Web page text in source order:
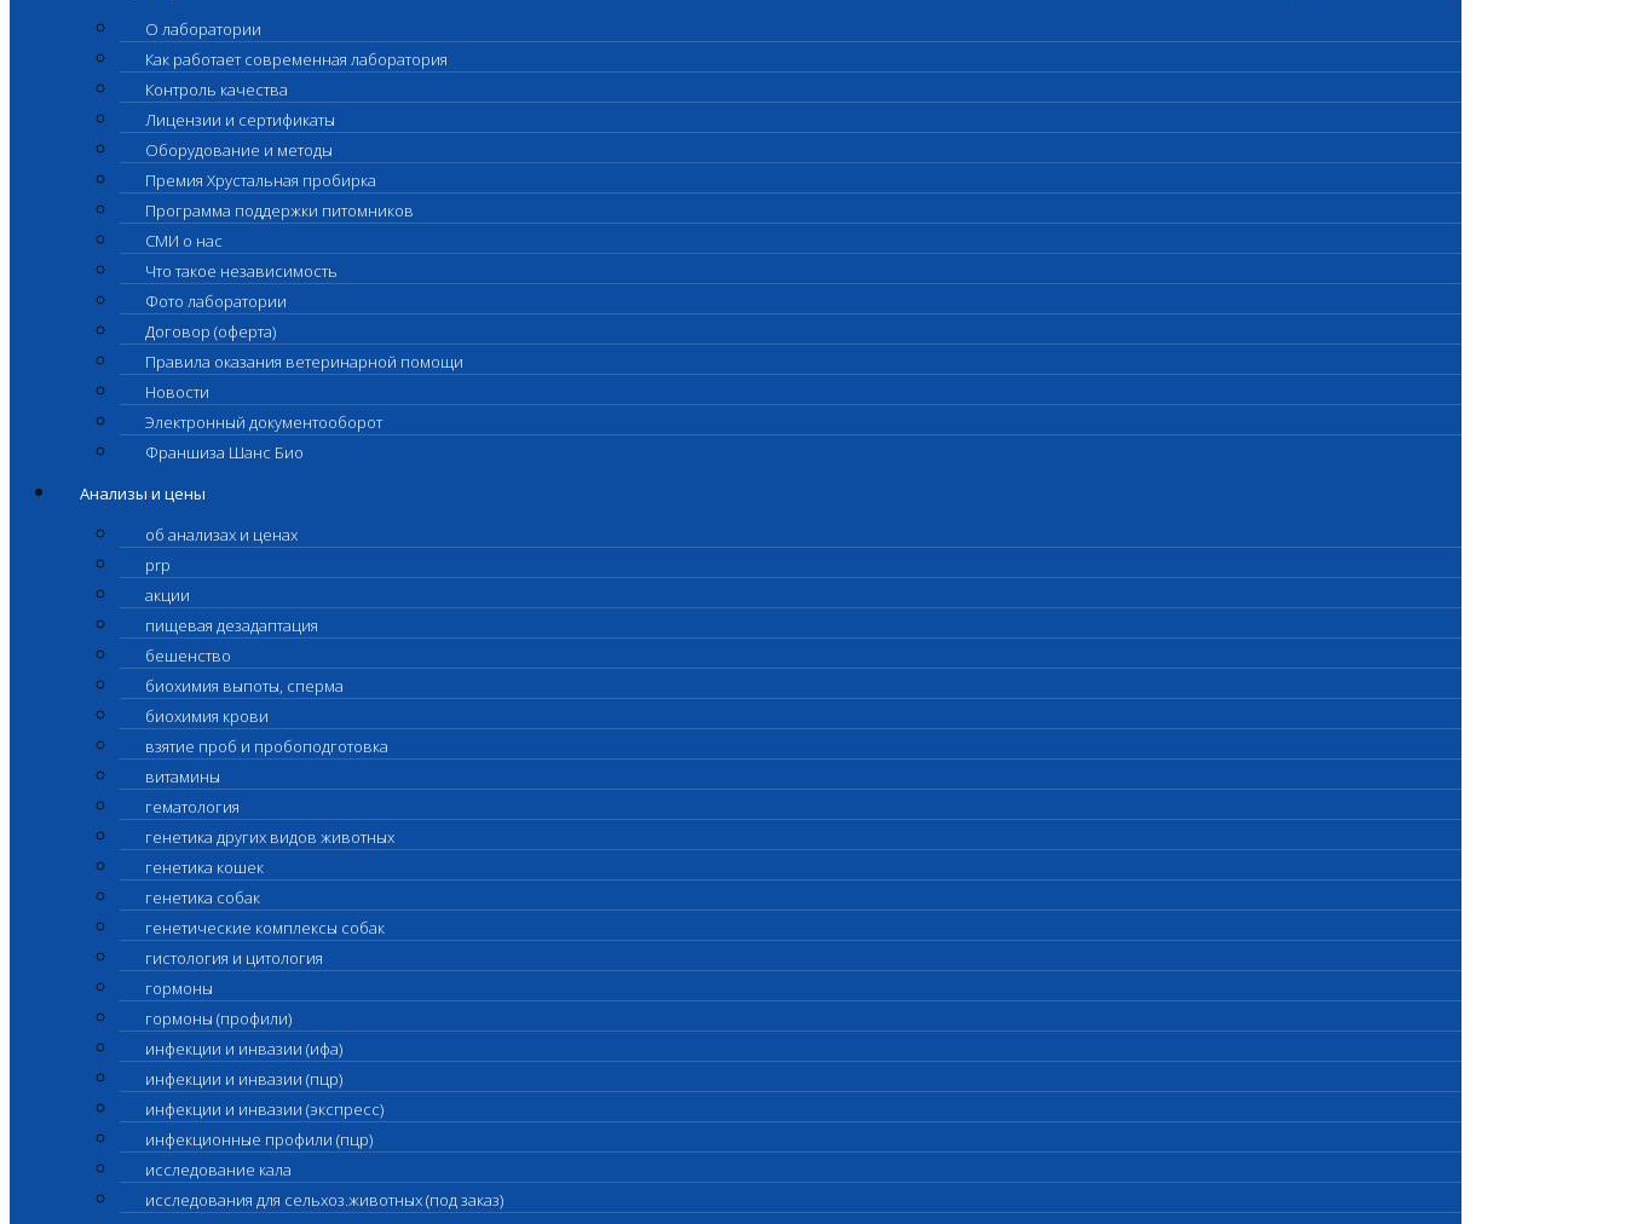
О лаборатории
Как работает современная лаборатория
Контроль качества
Лицензии и сертификаты
Оборудование и методы
Премия Хрустальная пробирка
Программа поддержки питомников
СМИ о нас
Что такое независимость
Фото лаборатории
Договор (оферта)
Правила оказания ветеринарной помощи
Новости
Электронный документооборот
Франшиза Шанс Био
Анализы и цены
об анализах и ценах
prp
акции
пищевая дезадаптация
бешенство
биохимия выпоты, сперма
биохимия крови
взятие проб и пробоподготовка
витамины
гематология
генетика других видов животных
генетика кошек
генетика собак
генетические комплексы собак
гистология и цитология
гормоны
гормоны (профили)
инфекции и инвазии (ифа)
инфекции и инвазии (пцр)
инфекции и инвазии (экспресс)
инфекционные профили (пцр)
исследование кала
исследования для сельхоз.животных (под заказ)